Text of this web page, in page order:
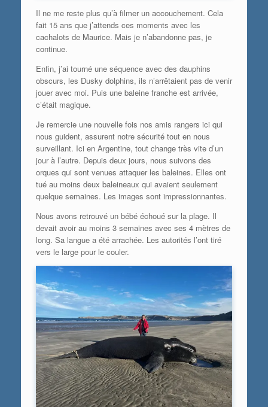
Il ne me reste plus qu’à filmer un accouchement. Cela
fait 15 ans que j’attends ces moments avec les
cachalots de Maurice. Mais je n’abandonne pas, je
continue.
Enfin, j’ai tourné une séquence avec des dauphins
obscurs, les Dusky dolphins, ils n’arrêtaient pas de venir
jouer avec moi. Puis une baleine franche est arrivée,
c’était magique.
Je remercie une nouvelle fois nos amis rangers ici qui
nous guident, assurent notre sécurité tout en nous
surveillant. Ici en Argentine, tout change très vite d’un
jour à l’autre. Depuis deux jours, nous suivons des
orques qui sont venues attaquer les baleines. Elles ont
tué au moins deux baleineaux qui avaient seulement
quelque semaines. Les images sont impressionnantes.
Nous avons retrouvé un bébé échoué sur la plage. Il
devait avoir au moins 3 semaines avec ses 4 mètres de
long. Sa langue a été arrachée. Les autorités l’ont tiré
vers le large pour le couler.